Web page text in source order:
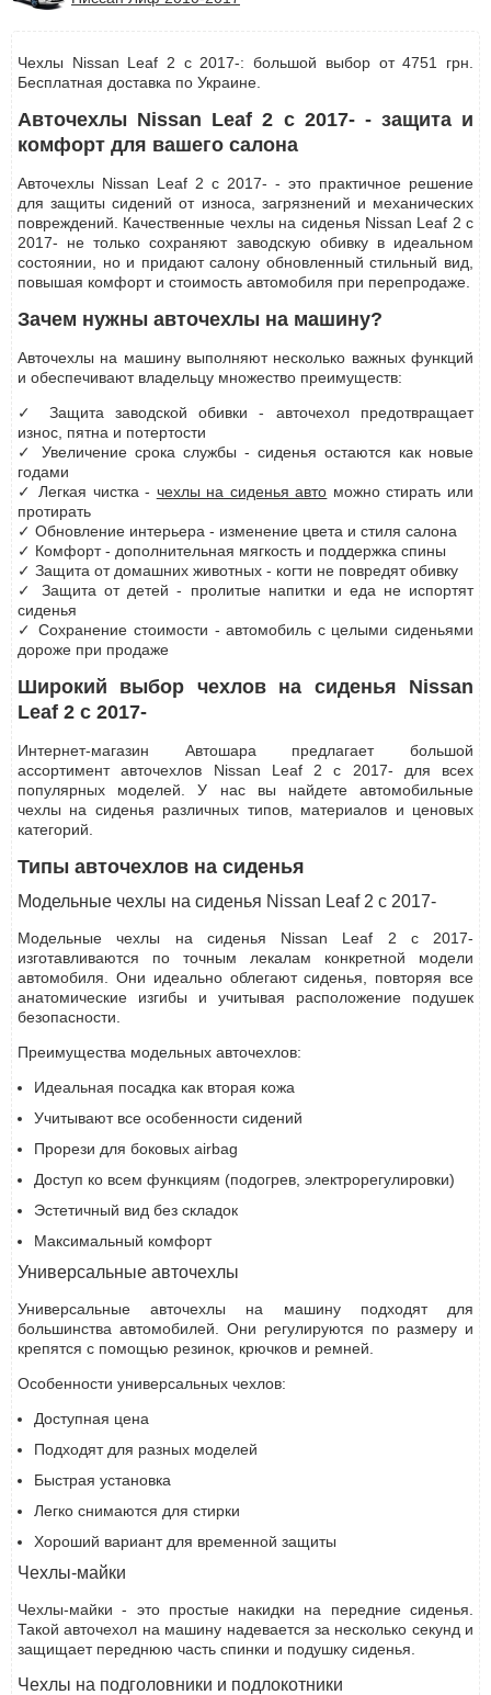
Чехлы Nissan Leaf 2 с 2017-: большой выбор от 4751 грн.
Бесплатная доставка по Украине.
Авточехлы Nissan Leaf 2 с 2017- - защита и
комфорт для вашего салона
Авточехлы Nissan Leaf 2 с 2017- - это практичное решение
для защиты сидений от износа, загрязнений и механических
повреждений. Качественные чехлы на сиденья Nissan Leaf 2 с
2017- не только сохраняют заводскую обивку в идеальном
состоянии, но и придают салону обновленный стильный вид,
повышая комфорт и стоимость автомобиля при перепродаже.
Зачем нужны авточехлы на машину?
Авточехлы на машину выполняют несколько важных функций
и обеспечивают владельцу множество преимуществ:
✓ Защита заводской обивки - авточехол предотвращает
износ, пятна и потертости
✓ Увеличение срока службы - сиденья остаются как новые
годами
✓ Легкая чистка - чехлы на сиденья авто можно стирать или
протирать
✓ Обновление интерьера - изменение цвета и стиля салона
✓ Комфорт - дополнительная мягкость и поддержка спины
✓ Защита от домашних животных - когти не повредят обивку
✓ Защита от детей - пролитые напитки и еда не испортят
сиденья
✓ Сохранение стоимости - автомобиль с целыми сиденьями
дороже при продаже
Широкий выбор чехлов на сиденья Nissan
Leaf 2 с 2017-
Интернет-магазин Автошара предлагает большой
ассортимент авточехлов Nissan Leaf 2 с 2017- для всех
популярных моделей. У нас вы найдете автомобильные
чехлы на сиденья различных типов, материалов и ценовых
категорий.
Типы авточехлов на сиденья
Модельные чехлы на сиденья Nissan Leaf 2 с 2017-
Модельные чехлы на сиденья Nissan Leaf 2 с 2017-
изготавливаются по точным лекалам конкретной модели
автомобиля. Они идеально облегают сиденья, повторяя все
анатомические изгибы и учитывая расположение подушек
безопасности.
Преимущества модельных авточехлов:
Идеальная посадка как вторая кожа
Учитывают все особенности сидений
Прорези для боковых airbag
Доступ ко всем функциям (подогрев, электрорегулировки)
Эстетичный вид без складок
Максимальный комфорт
Универсальные авточехлы
Универсальные авточехлы на машину подходят для
большинства автомобилей. Они регулируются по размеру и
крепятся с помощью резинок, крючков и ремней.
Особенности универсальных чехлов:
Доступная цена
Подходят для разных моделей
Быстрая установка
Легко снимаются для стирки
Хороший вариант для временной защиты
Чехлы-майки
Чехлы-майки - это простые накидки на передние сиденья.
Такой авточехол на машину надевается за несколько секунд и
защищает переднюю часть спинки и подушку сиденья.
Чехлы на подголовники и подлокотники